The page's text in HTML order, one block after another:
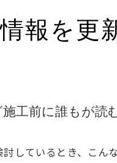
報を更
工前に誰もが読
しているとき、こん